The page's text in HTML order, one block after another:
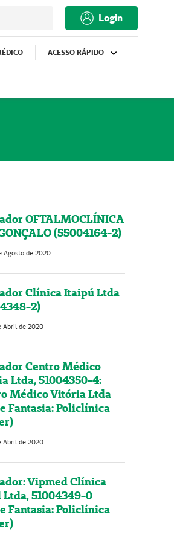
Login
ACESSO RÁPIDO
OFTALMOCLÍNICA
(55004164-2)
Agosto de 2020
Clínica Itaipú Ltda
2)
Abril de 2020
Centro Médico
Ltda, 51004350-4:
Médico Vitória Ltda
Fantasia: Policlínica
Abril de 2020
Vipmed Clínica
Ltda, 51004349-0
Fantasia: Policlínica